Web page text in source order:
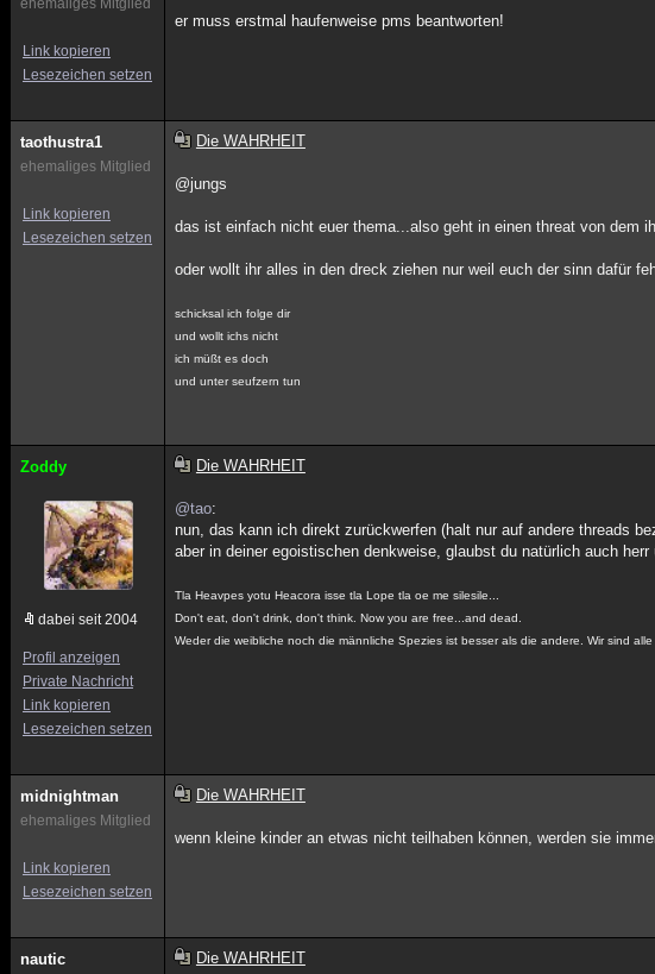
ehemaliges Mitglied
Link kopieren
Lesezeichen setzen
er muss erstmal haufenweise pms beantworten!
taothustra1
ehemaliges Mitglied
Link kopieren
Lesezeichen setzen
Die WAHRHEIT
@jungs
das ist einfach nicht euer thema...also geht in einen threat von dem
oder wollt ihr alles in den dreck ziehen nur weil euch der sinn dafür
schicksal ich folge dir
und wollt ichs nicht
ich müßt es doch
und unter seufzern tun
Zoddy
dabei seit 2004
Profil anzeigen
Private Nachricht
Link kopieren
Lesezeichen setzen
Die WAHRHEIT
@tao:
nun, das kann ich direkt zurückwerfen (halt nur auf andere threads
aber in deiner egoistischen denkweise, glaubst du natürlich auch
Tla Heavpes yotu Heacora isse tla Lope tla oe me silesile...
Don't eat, don't drink, don't think. Now you are free...and dead.
Weder die weibliche noch die männliche Spezies ist besser als die andere. Wir sind
midnightman
ehemaliges Mitglied
Link kopieren
Lesezeichen setzen
Die WAHRHEIT
wenn kleine kinder an etwas nicht teilhaben können, werden sie
nautic Die WAHRHEIT